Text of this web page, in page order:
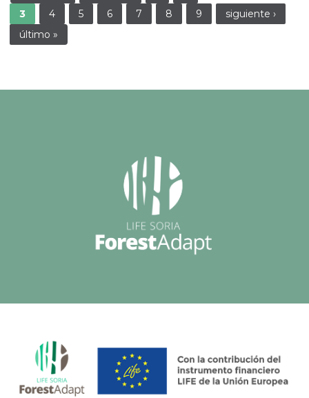
3
4 5 6 7 8 9
siguiente ›
último »